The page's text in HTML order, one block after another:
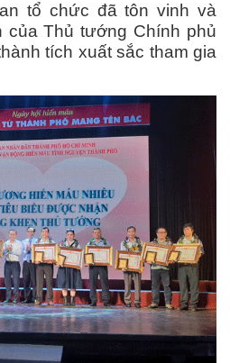
tổ chức đã tôn vinh và
của Thủ tướng Chính phủ
tích xuất sắc tham gia